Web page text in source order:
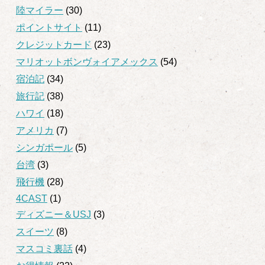
陸マイラー (30)
ポイントサイト (11)
クレジットカード (23)
マリオットボンヴォイアメックス (54)
宿泊記 (34)
旅行記 (38)
ハワイ (18)
アメリカ (7)
シンガポール (5)
台湾 (3)
飛行機 (28)
4CAST (1)
ディズニー＆USJ (3)
スイーツ (8)
マスコミ裏話 (4)